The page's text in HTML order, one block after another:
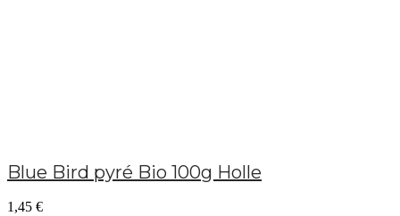
Blue Bird pyré Bio 100g Holle
1,45 €